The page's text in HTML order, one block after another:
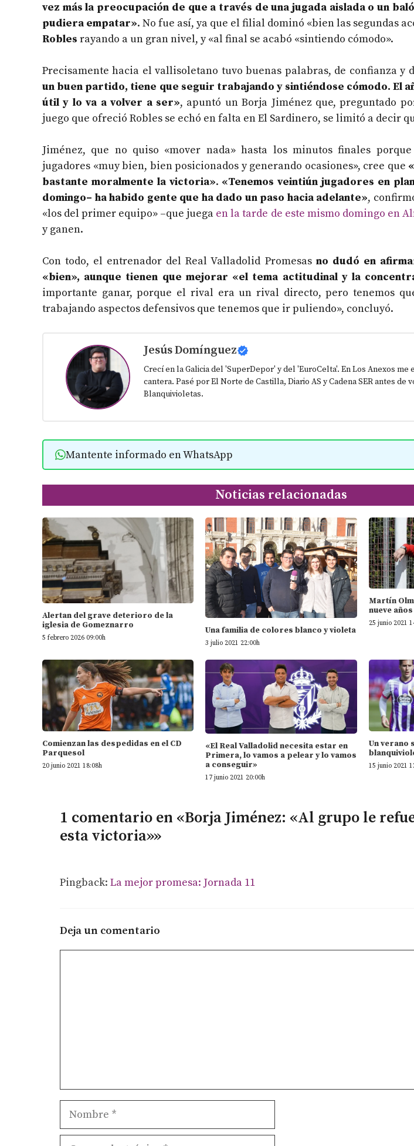
vez más la preocupación de que a través de una jugada aislada o un
pudiera empatar». No fue así, ya que el filial dominó «bien las segundas
Robles rayando a un gran nivel, y «al final se acabó «sintiendo cómodo».
Precisamente hacia el vallisoletano tuvo buenas palabras, de confianza y
un buen partido, tiene que seguir trabajando y sintiéndose cómodo. El
útil y lo va a volver a ser», apuntó un Borja Jiménez que, preguntado
juego que ofreció Robles se echó en falta en El Sardinero, se limitó a decir
Jiménez, que no quiso «mover nada» hasta los minutos finales
jugadores «muy bien, bien posicionados y generando ocasiones», cree que
bastante moralmente la victoria». «Tenemos veintiún jugadores en
domingo– ha habido gente que ha dado un paso hacia adelante»,
«los del primer equipo» –que juega en la tarde de este mismo domingo en
y ganen.
Con todo, el entrenador del Real Valladolid Promesas no dudó en
«bien», aunque tienen que mejorar «el tema actitudinal y la
importante ganar, porque el rival era un rival directo, pero tenemos
trabajando aspectos defensivos que tenemos que ir puliendo», concluyó.
Jesús Domínguez
Crecí en la Galicia del 'SuperDepor' y del 'EuroCelta'. En Los Anexos
cantera. Pasé por El Norte de Castilla, Diario AS y Cadena SER antes de
Blanquivioletas.
Mantente informado en WhatsApp
Noticias relacionadas
Alertan del grave deterioro de la
iglesia de Gomeznarro
5 febrero 2026 09:00h
Una familia de colores blanco y violeta
3 julio 2021 22:00h
Martín
nueve
25 junio 2021
Comienzan las despedidas en el CD
Parquesol
20 junio 2021 18:08h
«El Real Valladolid necesita estar en
Primera, lo vamos a pelear y lo vamos
a conseguir»
17 junio 2021 20:00h
Un verano
15 junio 2021
1 comentario en «Borja Jiménez: «Al grupo le
esta victoria»»
Pingback: La mejor promesa: Jornada 11
Deja un comentario
Nombre